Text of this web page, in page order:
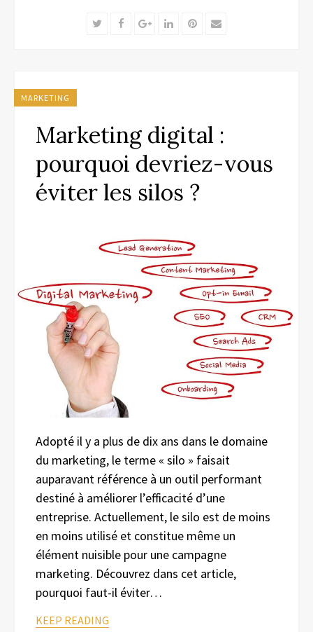
TwitterFacebookGoogle+LinkedInPinterest
Email
MARKETING
Marketing digital :
pourquoi devriez-vous
éviter les silos ?
Adopté il y a plus de dix ans dans le domaine
du marketing, le terme « silo » faisait
auparavant référence à un outil performant
destiné à améliorer l’efficacité d’une
entreprise. Actuellement, le silo est de moins
en moins utilisé et constitue même un
élément nuisible pour une campagne
marketing. Découvrez dans cet article,
pourquoi faut-il éviter…
KEEP READING